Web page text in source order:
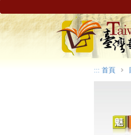
::: 首頁